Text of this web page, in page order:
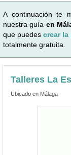
A continuación te
nuestra guía en
que puedescrear
totalmente gratuita.
Talleres La
Ubicado en Málaga